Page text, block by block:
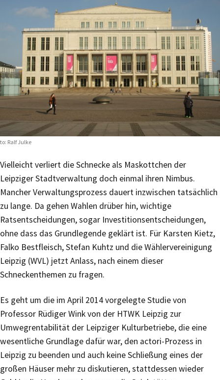
Ralf Julke
Vielleicht verliert die Schnecke als Maskottchen der
Leipziger Stadtverwaltung doch einmal ihren Nimbus.
Mancher Verwaltungsprozess dauert inzwischen tatsächlich
zu lange. Da gehen Wahlen drüber hin, wichtige
Ratsentscheidungen, sogar Investitionsentscheidungen,
ohne dass das Grundlegende geklärt ist. Für Karsten Kietz,
Falko Bestfleisch, Stefan Kuhtz und die Wählervereinigung
Leipzig (WVL) jetzt Anlass, nach einem dieser
Schneckenthemen zu fragen.
Es geht um die im April 2014 vorgelegte Studie von
Professor Rüdiger Wink von der HTWK Leipzig zur
Umwegrentabilität der Leipziger Kulturbetriebe, die eine
wesentliche Grundlage dafür war, den actori-Prozess in
Leipzig zu beenden und auch keine Schließung eines der
großen Häuser mehr zu diskutieren, stattdessen wieder